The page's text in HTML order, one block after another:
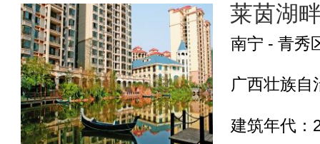
莱茵湖
南宁 - 青秀
广西壮族自
建筑年代：